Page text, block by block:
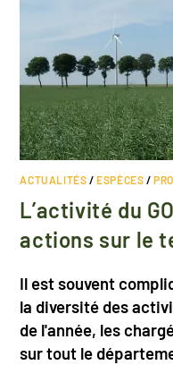
ACTUALITÉS /ESPÈCES /
L’activité du
actions sur le
Il est souvent
la diversité des
de l'année, les
sur tout le